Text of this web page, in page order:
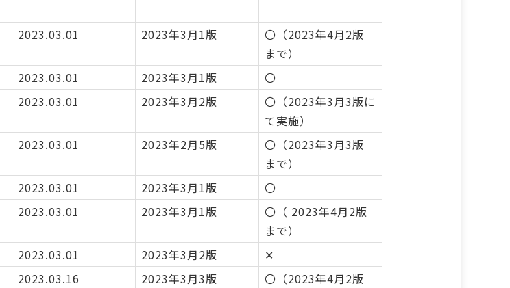
2023.03.01 2023年3月1版
〇（2023年4月2版
まで）
2023.03.01 2023年3月1版
〇
2023.03.01 2023年3月2版
〇（2023年3月3版に
て実施）
2023.03.01 2023年2月5版
〇（2023年3月3版
まで）
2023.03.01 2023年3月1版
〇
2023.03.01 2023年3月1版
〇（ 2023年4月2版
まで）
2023.03.01 2023年3月2版
✕
2023.03.16 2023年3月3版
〇（2023年4月2版